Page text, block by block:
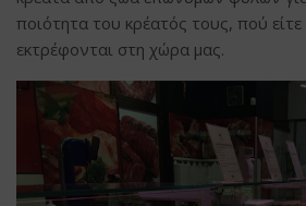
ποιότητα του κρέατός τους, πού είτε
εκτρέφονται στη χώρα μας.